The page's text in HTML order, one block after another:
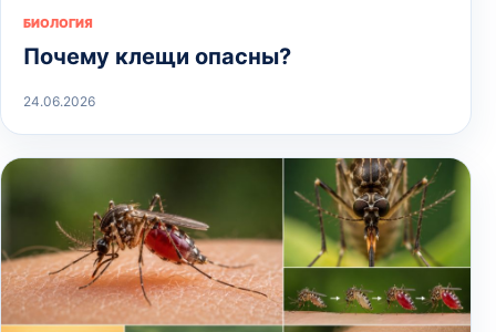
БИОЛОГИЯ
Почему клещи опасны?
24.06.2026